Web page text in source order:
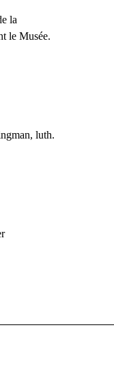
la
le Musée.
luth.